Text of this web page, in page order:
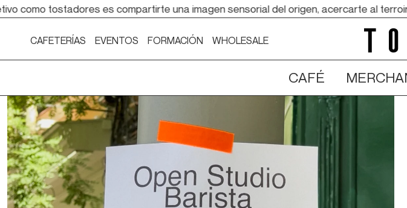
como tostadores es compartirte una imagen sensorial del origen, acercarte al
CAFETERÍAS EVENTOS FORMACIÓN WHOLESALE
CAFÉ